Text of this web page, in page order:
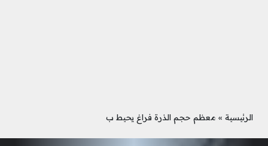
الرئيسية » معظم حجم الذرة فراغ يحيط ب